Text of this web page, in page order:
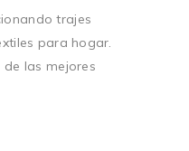
trajes
para hogar.
las mejores